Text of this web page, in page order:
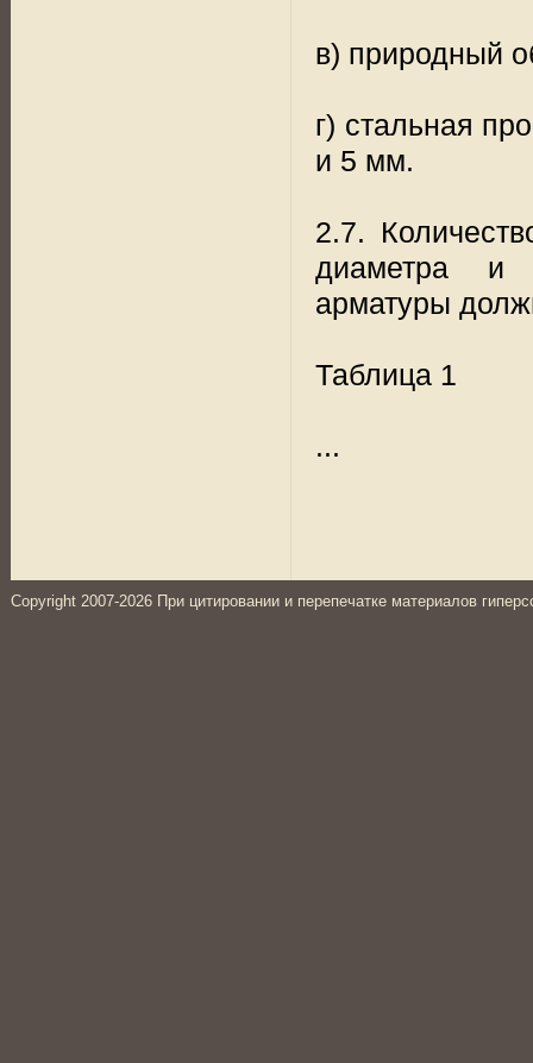
в) природный
г) стальная
и 5 мм.
2.7.
диаметра и
арматуры
Таблица 1
...
Copyright 2007-2026 При цитировании и перепечатке материалов